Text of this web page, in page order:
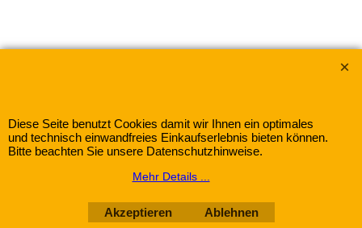
Schuster"
WebShop erstellt mit
ShopFactory Shop
Diese Seite benutzt Cookies damit wir Ihnen ein optimales
und technisch einwandfreies Einkaufserlebnis bieten können.
Bitte beachten Sie unsere Datenschutzhinweise.
Mehr Details ...
Akzeptieren Ablehnen